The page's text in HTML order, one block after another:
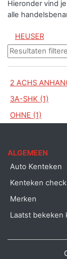
Hieronder vind
alle
HEUSER
2 ACHS
3A-SHK (1)
OHNE (1)
ALGEMEEN
Auto Kenteken
Kenteken check
Merken
Laatst bekeken